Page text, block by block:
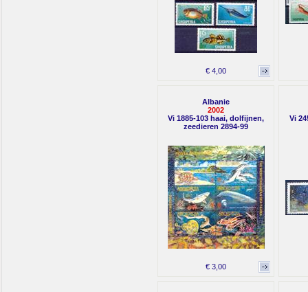
€ 4,00
Albanie
2002
Vi 1885-103 haai, dolfijnen,
zeedieren 2894-99
€ 3,00
Vi